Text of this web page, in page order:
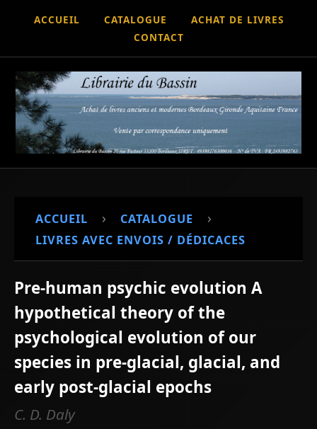
ACCUEIL CATALOGUE
ACHAT DE LIVRES
CONTACT
ACCUEIL › CATALOGUE ›
LIVRES AVEC ENVOIS / DÉDICACES
Pre-human psychic evolution A
hypothetical theory of the
psychological evolution of our
species in pre-glacial, glacial, and
early post-glacial epochs
C. D. Daly